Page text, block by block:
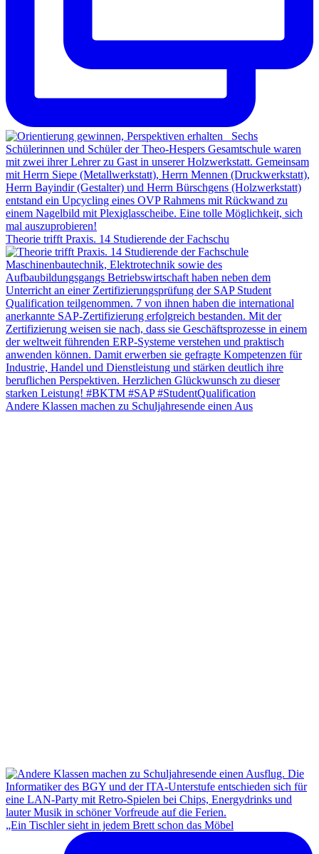
Theorie trifft Praxis. 14 Studierende der Fachschu
Andere Klassen machen zu Schuljahresende einen Aus
„Ein Tischler sieht in jedem Brett schon das Möbel